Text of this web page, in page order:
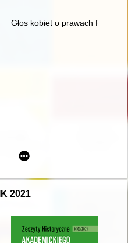
Polski
Głos kobiet o prawach Polek
Cofta - droga do męczeństwa
2021